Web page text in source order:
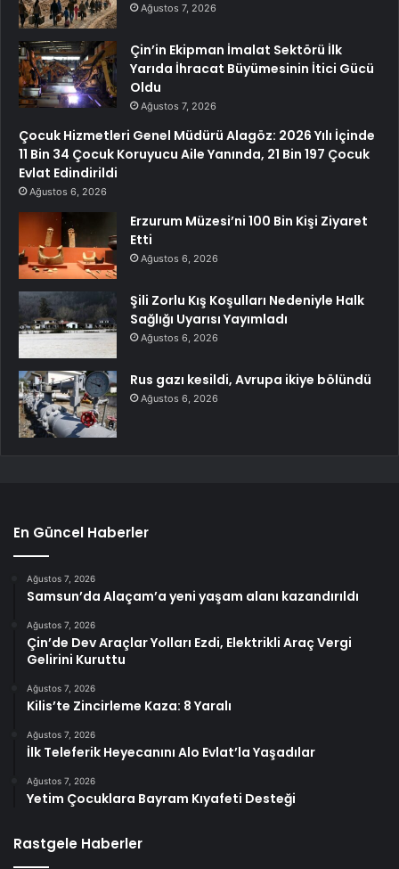
Ağustos 7, 2026
Çin’in Ekipman İmalat Sektörü İlk
Yarıda İhracat Büyümesinin İtici Gücü
Oldu
Ağustos 7, 2026
Çocuk Hizmetleri Genel Müdürü Alagöz: 2026 Yılı İçinde
11 Bin 34 Çocuk Koruyucu Aile Yanında, 21 Bin 197 Çocuk
Evlat Edindirildi
Ağustos 6, 2026
Erzurum Müzesi’ni 100 Bin Kişi Ziyaret
Etti
Ağustos 6, 2026
Şili Zorlu Kış Koşulları Nedeniyle Halk
Sağlığı Uyarısı Yayımladı
Ağustos 6, 2026
Rus gazı kesildi, Avrupa ikiye bölündü
Ağustos 6, 2026
En Güncel Haberler
Ağustos 7, 2026
Samsun’da Alaçam’a yeni yaşam alanı kazandırıldı
Ağustos 7, 2026
Çin’de Dev Araçlar Yolları Ezdi, Elektrikli Araç Vergi
Gelirini Kuruttu
Ağustos 7, 2026
Kilis’te Zincirleme Kaza: 8 Yaralı
Ağustos 7, 2026
İlk Teleferik Heyecanını Alo Evlat’la Yaşadılar
Ağustos 7, 2026
Yetim Çocuklara Bayram Kıyafeti Desteği
Rastgele Haberler